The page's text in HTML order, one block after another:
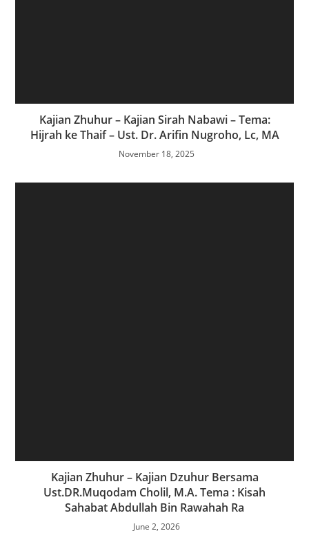
Kajian Zhuhur – Kajian Sirah Nabawi – Tema:
Hijrah ke Thaif – Ust. Dr. Arifin Nugroho, Lc, MA
November 18, 2025
Kajian Zhuhur – Kajian Dzuhur Bersama
Ust.DR.Muqodam Cholil, M.A. Tema : Kisah
Sahabat Abdullah Bin Rawahah Ra
June 2, 2026